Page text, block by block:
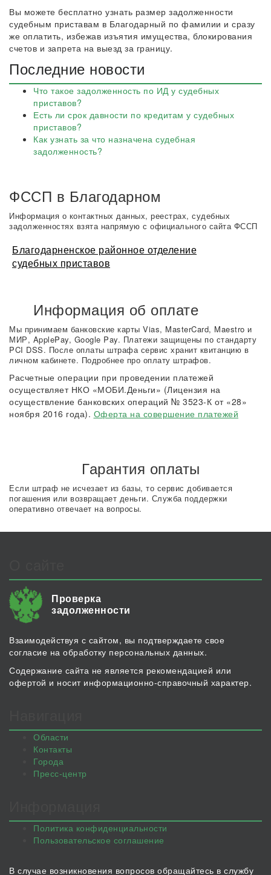
Вы можете бесплатно узнать размер задолженности
судебным приставам в Благодарный по фамилии и сразу
же оплатить, избежав изъятия имущества, блокирования
счетов и запрета на выезд за границу.
Последние новости
Что такое задолженность по ИД у судебных
приставов?
Есть ли срок давности по кредитам у судебных
приставов?
Как узнать за что назначена судебная
задолженность?
ФССП в Благодарном
Информация о контактных данных, реестрах, судебных
задолженностях взята напрямую с официального сайта ФССП
Благодарненское районное отделение
судебных приставов
Информация об оплате
Мы принимаем банковские карты Vias, MasterCard, Maestro и
МИР, ApplePay, Google Pay. Платежи защищены по стандарту
PCI DSS. После оплаты штрафа сервис хранит квитанцию в
личном кабинете. Подробнее про оплату штрафов.
Расчетные операции при проведении платежей
осуществляет НКО «МОБИ.Деньги» (Лицензия на
осуществление банковских операций № 3523-К от «28»
ноября 2016 года). Оферта на совершение платежей
Гарантия оплаты
Если штраф не исчезает из базы, то сервис добивается
погашения или возвращает деньги. Служба поддержки
оперативно отвечает на вопросы.
Проверка
задолженности
Взаимодействуя с сайтом, вы подтверждаете свое
согласие на обработку персональных данных.
Содержание сайта не является рекомендацией или
офертой и носит информационно-справочный характер.
Области
Контакты
Города
Пресс-центр
Политика конфиденциальности
Пользовательское соглашение
В случае возникновения вопросов обращайтесь в службу